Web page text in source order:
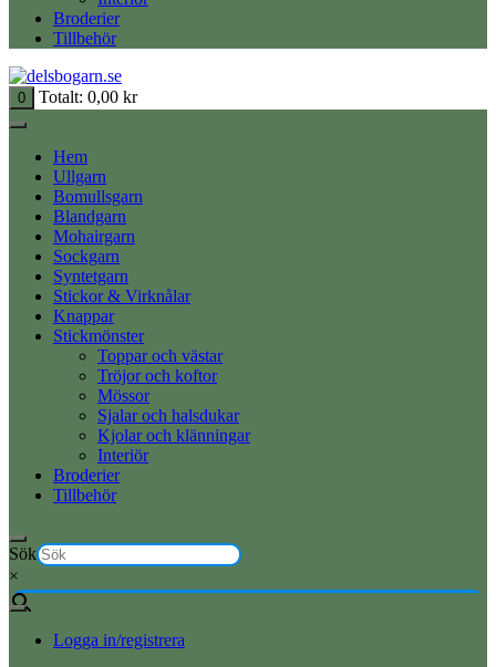
Broderier
Tillbehör
0 Totalt: 0,00 kr
Hem
Ullgarn
Bomullsgarn
Blandgarn
Mohairgarn
Sockgarn
Syntetgarn
Stickor & Virknålar
Knappar
Stickmönster
Toppar och västar
Tröjor och koftor
Mössor
Sjalar och halsdukar
Kjolar och klänningar
Interiör
Broderier
Tillbehör
Sök
×
Logga in/registrera